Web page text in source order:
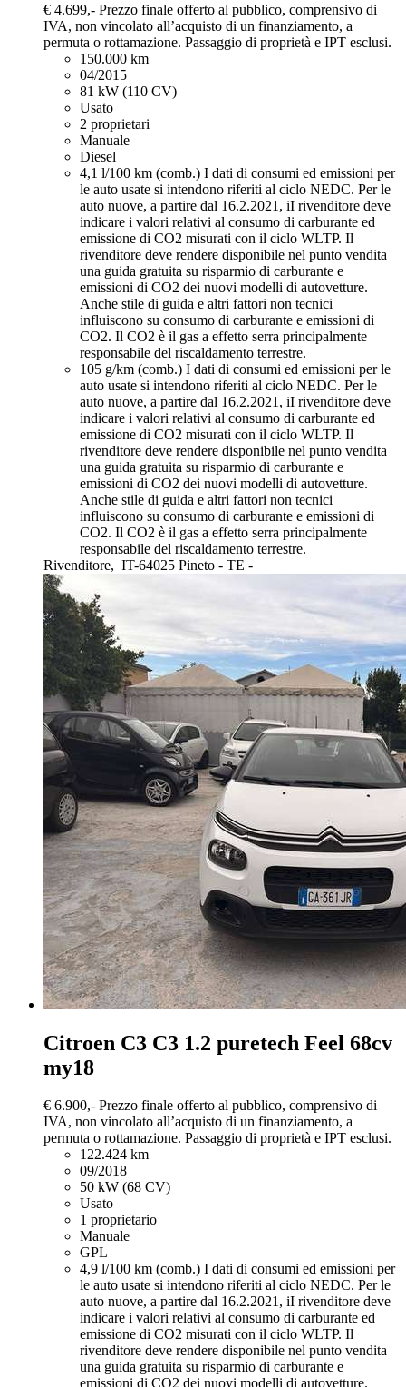
€ 4.699,- Prezzo finale offerto al pubblico, comprensivo di
IVA, non vincolato all’acquisto di un finanziamento, a
permuta o rottamazione. Passaggio di proprietà e IPT esclusi.
150.000 km
04/2015
81 kW (110 CV)
Usato
2 proprietari
Manuale
Diesel
4,1 l/100 km (comb.) I dati di consumi ed emissioni per
le auto usate si intendono riferiti al ciclo NEDC. Per le
auto nuove, a partire dal 16.2.2021, iI rivenditore deve
indicare i valori relativi al consumo di carburante ed
emissione di CO2 misurati con il ciclo WLTP. Il
rivenditore deve rendere disponibile nel punto vendita
una guida gratuita su risparmio di carburante e
emissioni di CO2 dei nuovi modelli di autovetture.
Anche stile di guida e altri fattori non tecnici
influiscono su consumo di carburante e emissioni di
CO2. Il CO2 è il gas a effetto serra principalmente
responsabile del riscaldamento terrestre.
105 g/km (comb.) I dati di consumi ed emissioni per le
auto usate si intendono riferiti al ciclo NEDC. Per le
auto nuove, a partire dal 16.2.2021, iI rivenditore deve
indicare i valori relativi al consumo di carburante ed
emissione di CO2 misurati con il ciclo WLTP. Il
rivenditore deve rendere disponibile nel punto vendita
una guida gratuita su risparmio di carburante e
emissioni di CO2 dei nuovi modelli di autovetture.
Anche stile di guida e altri fattori non tecnici
influiscono su consumo di carburante e emissioni di
CO2. Il CO2 è il gas a effetto serra principalmente
responsabile del riscaldamento terrestre.
Rivenditore, IT-64025 Pineto - TE -
Citroen C3 C3 1.2 puretech Feel 68cv
my18
€ 6.900,- Prezzo finale offerto al pubblico, comprensivo di
IVA, non vincolato all’acquisto di un finanziamento, a
permuta o rottamazione. Passaggio di proprietà e IPT esclusi.
122.424 km
09/2018
50 kW (68 CV)
Usato
1 proprietario
Manuale
GPL
4,9 l/100 km (comb.) I dati di consumi ed emissioni per
le auto usate si intendono riferiti al ciclo NEDC. Per le
auto nuove, a partire dal 16.2.2021, iI rivenditore deve
indicare i valori relativi al consumo di carburante ed
emissione di CO2 misurati con il ciclo WLTP. Il
rivenditore deve rendere disponibile nel punto vendita
una guida gratuita su risparmio di carburante e
emissioni di CO2 dei nuovi modelli di autovetture.